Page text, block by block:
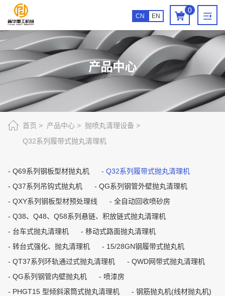
0
CN EN
Q32
系
列
履
带
抛
丸
机
产品中心
首页 产品中心
抛喷丸清理设备
Q32系列履带式抛丸清理机
Q69系列钢板型材抛丸机
Q32系列履带式抛丸清理机
Q37系列吊钩式抛丸机
QG系列钢管外壁抛丸清理机
QXY系列钢板型材预处理线
全自动回收喷砂房
Q38、Q48、Q58系列悬链、积放链式抛丸清理机
台车式抛丸清理机
移动式路面抛丸清理机
转台式强化、抛丸清理机
15/28GN钢履带式抛丸机
QT37系列环轨通过式抛丸清理机
QWD网带式抛丸清理机
QG系列钢管内壁抛丸机
喷漆房
PHGT15 型倾斜滚筒式抛丸清理机
钢筋抛丸机(线材抛丸机)